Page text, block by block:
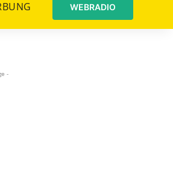
WEBRADIO
-